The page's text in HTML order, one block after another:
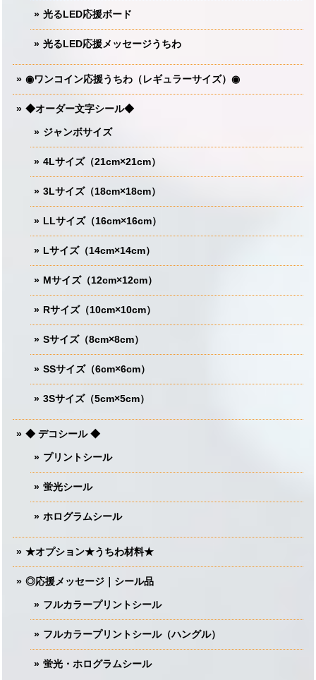
光るLED応援ボード
光るLED応援メッセージうちわ
◉ワンコイン応援うちわ（レギュラーサイズ）◉
◆オーダー文字シール◆
ジャンボサイズ
4Lサイズ（21cm×21cm）
3Lサイズ（18cm×18cm）
LLサイズ（16cm×16cm）
Lサイズ（14cm×14cm）
Mサイズ（12cm×12cm）
Rサイズ（10cm×10cm）
Sサイズ（8cm×8cm）
SSサイズ（6cm×6cm）
3Sサイズ（5cm×5cm）
◆ デコシール ◆
プリントシール
蛍光シール
ホログラムシール
★オプション★うちわ材料★
◎応援メッセージ｜シール品
フルカラープリントシール
フルカラープリントシール（ハングル）
蛍光・ホログラムシール